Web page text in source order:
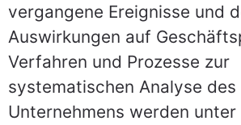
vergangene Ereignisse und
Auswirkungen auf
Verfahren und Prozesse zur
systematischen Analyse des
Unternehmens werden unter